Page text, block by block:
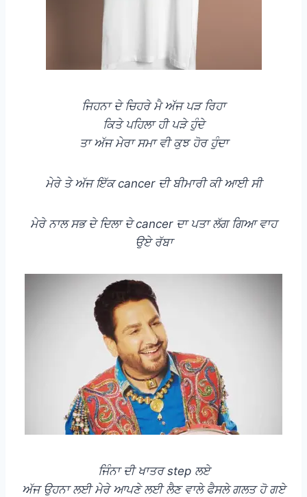
ਜਿਹਨਾ ਦੇ ਚਿਹਰੇ ਮੈ ਅੱਜ ਪੜ ਰਿਹਾ
ਕਿਤੇ ਪਹਿਲਾ ਹੀ ਪੜੇ ਹੁੰਦੇ
ਤਾ ਅੱਜ ਮੇਰਾ ਸਮਾ ਵੀ ਕੁਝ ਹੋਰ ਹੁੰਦਾ
ਮੇਰੇ ਤੇ ਅੱਜ ਇੱਕ cancer ਦੀ ਬੀਮਾਰੀ ਕੀ ਆਈ ਸੀ
ਮੇਰੇ ਨਾਲ ਸਭ ਦੇ ਦਿਲਾ ਦੇ cancer ਦਾ ਪਤਾ ਲੱਗ ਗਿਆ ਵਾਹ
ਉਏ ਰੱਬਾ
ਜਿੰਨਾ ਦੀ ਖਾਤਰ step ਲਏ
ਅੱਜ ਉਹਨਾ ਲਈ ਮੇਰੇ ਆਪਣੇ ਲਈ ਲੈਣ ਵਾਲੇ ਫੈਸਲੇ ਗਲਤ ਹੋ ਗਏ